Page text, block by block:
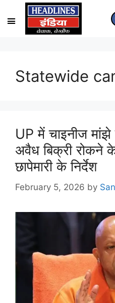
Statewide
UP में चाइनीज मांझे
अवैध बिक्री रोकने
छापेमारी के निर्देश
February 5, 2026 by